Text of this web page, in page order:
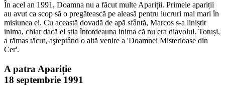
În acel an 1991, Doamna nu a făcut multe Apariții. Primele apariții
au avut ca scop să o pregătească pe aleasă pentru lucruri mai mari în
misiunea ei. Cu această dovadă de apă sfântă, Marcos s-a liniștit
inima, chiar dacă el știa întotdeauna inima că nu era diavolul. Totuși,
a rămas tăcut, aşteptând o altă venire a 'Doamnei Misterioase din
Cer'.
A patra Apariție
18 septembrie 1991